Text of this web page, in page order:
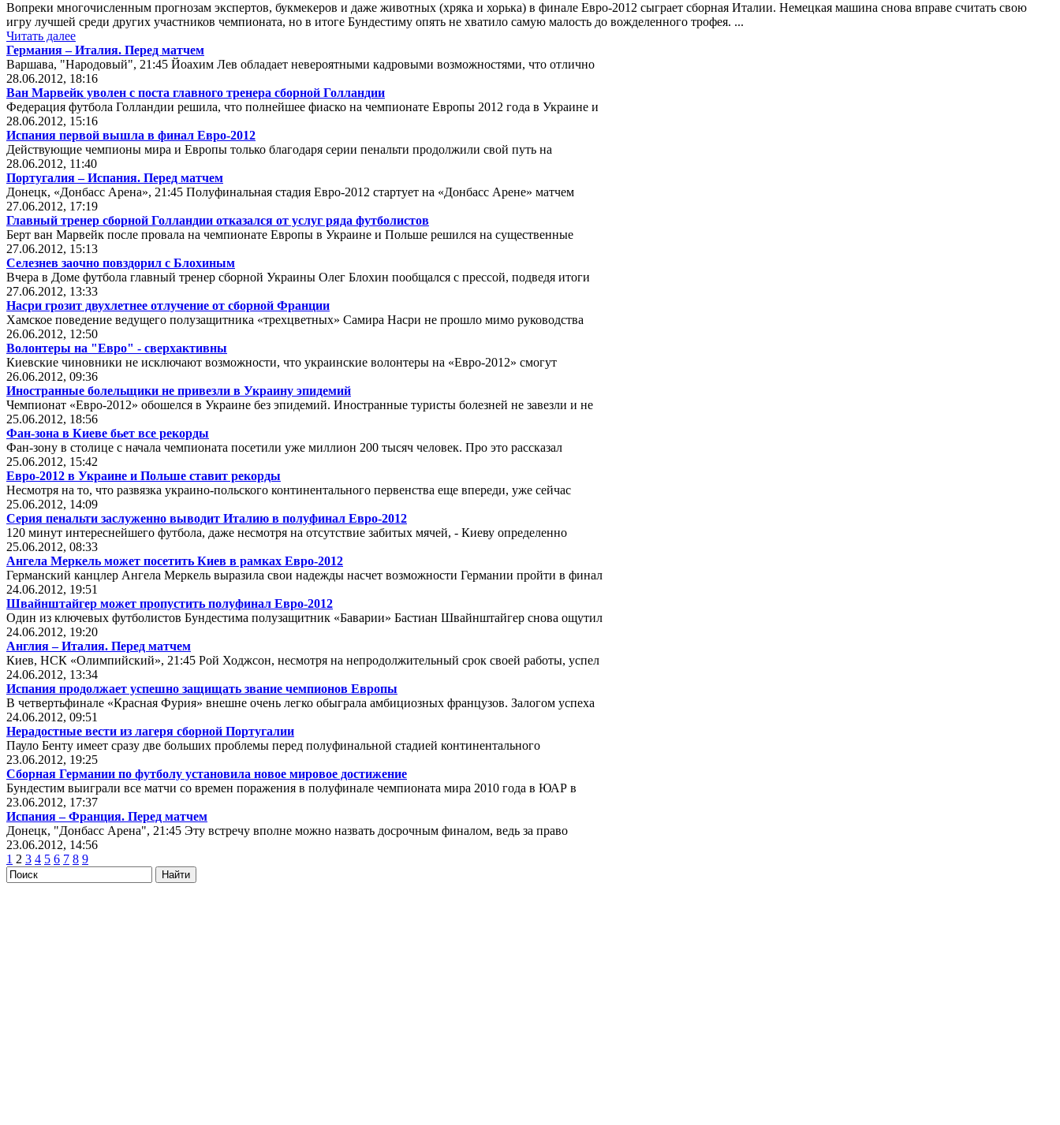
Вопреки многочисленным прогнозам экспертов, букмекеров и даже животных (хряка и хорька) в финале Евро-2012 сыграет сборная Италии. Немецкая машина снова вправе считать свою
игру лучшей среди других участников чемпионата, но в итоге Бундестиму опять не хватило самую малость до вожделенного трофея. ...
Читать далее
Германия – Италия. Перед матчем
Варшава, "Народовый", 21:45 Йоахим Лев обладает невероятными кадровыми возможностями, что отлично
28.06.2012, 18:16
Ван Марвейк уволен с поста главного тренера сборной Голландии
Федерация футбола Голландии решила, что полнейшее фиаско на чемпионате Европы 2012 года в Украине и
28.06.2012, 15:16
Испания первой вышла в финал Евро-2012
Действующие чемпионы мира и Европы только благодаря серии пенальти продолжили свой путь на
28.06.2012, 11:40
Португалия – Испания. Перед матчем
Донецк, «Донбасс Арена», 21:45 Полуфинальная стадия Евро-2012 стартует на «Донбасс Арене» матчем
27.06.2012, 17:19
Главный тренер сборной Голландии отказался от услуг ряда футболистов
Берт ван Марвейк после провала на чемпионате Европы в Украине и Польше решился на существенные
27.06.2012, 15:13
Селезнев заочно повздорил с Блохиным
Вчера в Доме футбола главный тренер сборной Украины Олег Блохин пообщался с прессой, подведя итоги
27.06.2012, 13:33
Насри грозит двухлетнее отлучение от сборной Франции
Хамское поведение ведущего полузащитника «трехцветных» Самира Насри не прошло мимо руководства
26.06.2012, 12:50
Волонтеры на "Евро" - сверхактивны
Киевские чиновники не исключают возможности, что украинские волонтеры на «Евро-2012» смогут
26.06.2012, 09:36
Иностранные болельщики не привезли в Украину эпидемий
Чемпионат «Евро-2012» обошелся в Украине без эпидемий. Иностранные туристы болезней не завезли и не
25.06.2012, 18:56
Фан-зона в Киеве бьет все рекорды
Фан-зону в столице с начала чемпионата посетили уже миллион 200 тысяч человек. Про это рассказал
25.06.2012, 15:42
Евро-2012 в Украине и Польше ставит рекорды
Несмотря на то, что развязка украино-польского континентального первенства еще впереди, уже сейчас
25.06.2012, 14:09
Серия пенальти заслуженно выводит Италию в полуфинал Евро-2012
120 минут интереснейшего футбола, даже несмотря на отсутствие забитых мячей, - Киеву определенно
25.06.2012, 08:33
Ангела Меркель может посетить Киев в рамках Евро-2012
Германский канцлер Ангела Меркель выразила свои надежды насчет возможности Германии пройти в финал
24.06.2012, 19:51
Швайнштайгер может пропустить полуфинал Евро-2012
Один из ключевых футболистов Бундестима полузащитник «Баварии» Бастиан Швайнштайгер снова ощутил
24.06.2012, 19:20
Англия – Италия. Перед матчем
Киев, НСК «Олимпийский», 21:45 Рой Ходжсон, несмотря на непродолжительный срок своей работы, успел
24.06.2012, 13:34
Испания продолжает успешно защищать звание чемпионов Европы
В четвертьфинале «Красная Фурия» внешне очень легко обыграла амбициозных французов. Залогом успеха
24.06.2012, 09:51
Нерадостные вести из лагеря сборной Португалии
Пауло Бенту имеет сразу две больших проблемы перед полуфинальной стадией континентального
23.06.2012, 19:25
Сборная Германии по футболу установила новое мировое достижение
Бундестим выиграли все матчи со времен поражения в полуфинале чемпионата мира 2010 года в ЮАР в
23.06.2012, 17:37
Испания – Франция. Перед матчем
Донецк, "Донбасс Арена", 21:45 Эту встречу вполне можно назвать досрочным финалом, ведь за право
23.06.2012, 14:56
1 2 3 4 5 6 7 8 9